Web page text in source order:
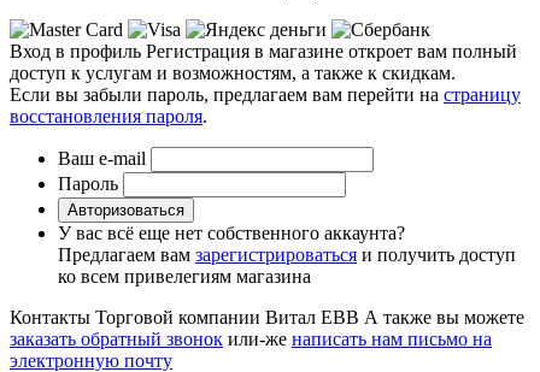
Вход в профиль Регистрация в магазине откроет вам полный
доступ к услугам и возможностям, а также к скидкам.
Если вы забыли пароль, предлагаем вам перейти на страницу
восстановления пароля.
Ваш e-mail
Пароль
Авторизоваться
У вас всё еще нет собственного аккаунта?
Предлагаем вам зарегистрироваться и получить доступ
ко всем привелегиям магазина
Контакты Торговой компании Витал ЕВВ А также вы можете
заказать обратный звонок или-же написать нам письмо на
электронную почту